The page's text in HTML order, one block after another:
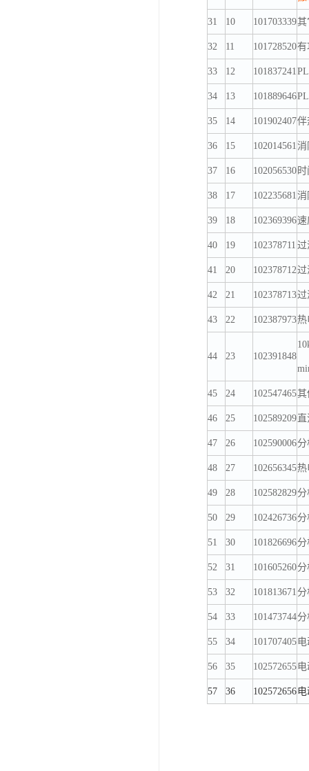
31 10 101703339其
32 11 101728520有
33 12 101837241
34 13 101889646
35 14 101902407伴
36 15 102014561消
37 16 102056530
38 17 102235681消
39 18 102369396速
40 19 102378711 过
41 20 102378712过
42 21 102378713过
43 22 102387973热
44 23 102391848
45 24 102547465其
46 25 102589209
47 26 102590006分
48 27 102656345热
49 28 102582829分
50 29 102426736分
51 30 101826696分
52 31 101605260分
53 32 101813671 分
54 33 101473744分
55 34 101707405
56 35 102572655
57 36 102572656